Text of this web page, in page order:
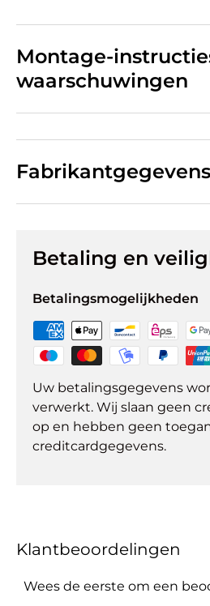
Montage-
waarschuwingen
Fabrikantgegevens
Betaling en
Betalingsmogelijkheden
Uw betalingsgegevens
verwerkt. Wij slaan geen
op en hebben geen
creditcardgegevens.
Klantbeoordelingen
Wees de eerste om een